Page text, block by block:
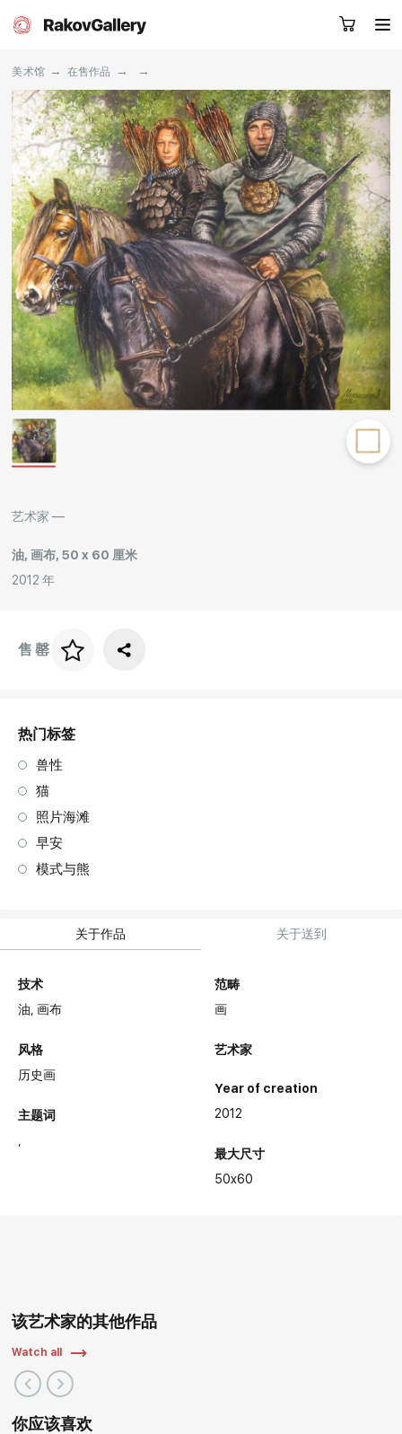
RU EN CN
目录 艺术家
关于我们 服务
新闻 联系我们
其他项目
Rakov
special
请留下您的微信号，我们会联系您
美术馆 → 在售作品 → →
关于作品 关于送到
技术
油,画布
风格
历史画
主题词
范畴
画
艺术家
Year of creation
2012
最大尺寸
50x60
艺术家 —
油, 画布, 50 x 60 厘米
2012 年
画框价格
售罄
热门标签
兽性
猫
照片海滩
早安
模式与熊
该艺术家的其他作品
Watch all
你应该喜欢